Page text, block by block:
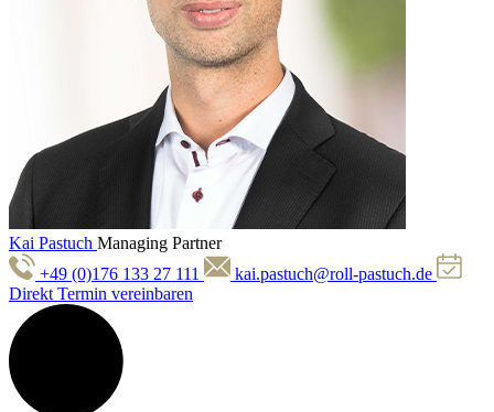
Kai Pastuch Managing Partner
+49 (0)176 133 27 111
kai.pastuch@roll-pastuch.de
Direkt Termin vereinbaren